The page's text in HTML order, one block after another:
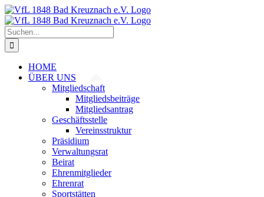
Zum
Inhalt
springen
Suche
nach:
HOME
ÜBER UNS
Mitgliedschaft
Mitgliedsbeiträge
Mitgliedsantrag
Geschäftsstelle
Vereinsstruktur
Präsidium
Verwaltungsrat
Beirat
Ehrenmitglieder
Ehrenrat
Sportstätten